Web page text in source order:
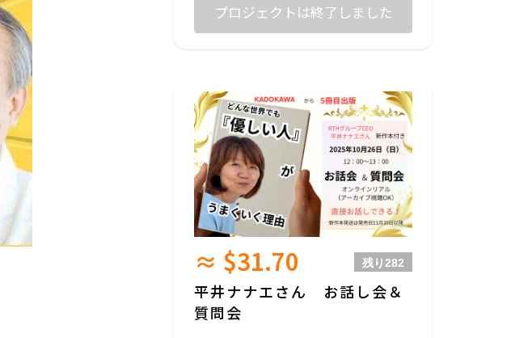
を受けてくださいました。
・何らかの理由で親と暮らせない子ども達
について
・アニキの成功哲学（生い立ち〜今までの
活動）
・「その時代に合ったビジネスを、そのビ
ジネスに合ったステージで実行せよ」
・参加者への質問回答など
※こちら支援してくださった皆様に
・後日アーカイブのお渡し
・陽だまり新聞🗞️（３ヶ月に一度活動報
告）をお送りさせて頂きます。
是非、この機会にアニキの優しさに触れて
みてください🥰✨
プロジェクトは終了しました
≈ $31.70 残り282
平井ナナエさん お話し会＆
質問会